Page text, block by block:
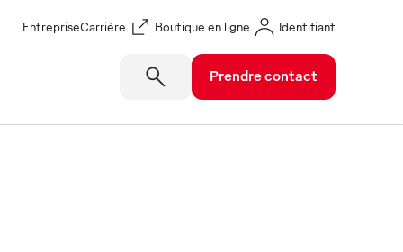
EntrepriseCarrière Boutique en ligne Identifiant
Prendre contact